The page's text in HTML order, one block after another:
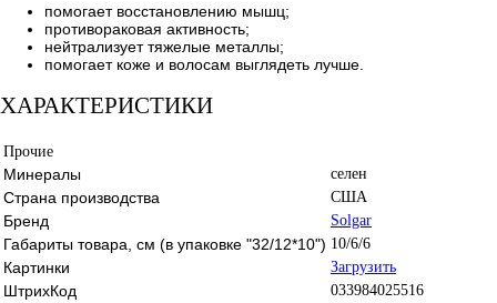
помогает восстановлению мышц;
противораковая активность;
нейтрализует тяжелые металлы;
помогает коже и волосам выглядеть лучше.
ХАРАКТЕРИСТИКИ
Прочие
Минералы селен
Страна производства США
Бренд Solgar
Габариты товара, см (в упаковке "32/12*10") 10/6/6
Картинки Загрузить
ШтрихКод 033984025516